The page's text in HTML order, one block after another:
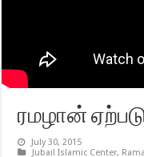
ரமழான்
July 30, 2015
Jubail Islamic Center,